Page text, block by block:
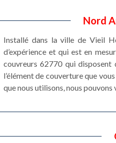
Nord
Installé dans la ville de Vieil
d’expérience et qui est en
couvreurs 62770 qui
l’élément de couverture que
que nous utilisons, nous